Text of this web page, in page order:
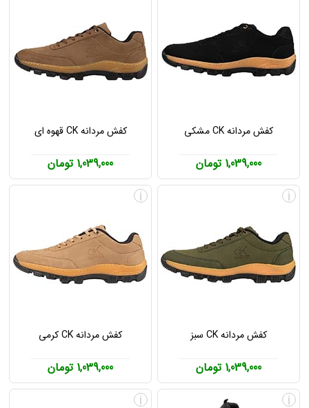
کفش مردانه CK مشکی
1,039,000 تومان
کفش مردانه CK قهوه ای
1,039,000 تومان
کفش مردانه CK سبز
1,039,000 تومان
i
کفش مردانه CK کرمی
1,039,000 تومان
i
i
i